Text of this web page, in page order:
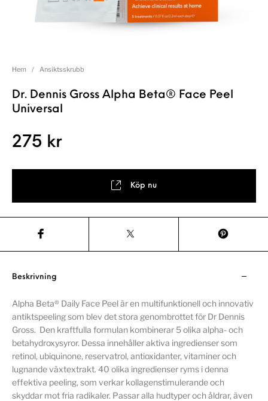
Hem / Ansiktsskrubb
Dr. Dennis Gross Alpha Beta® Face Peel
Universal
275 kr
Köp nu
Beskrivning
Alpha Beta® Daily Face Peel är en multifunktionell och innovativ
antiktspeeling som blev det stora genombrottet för Dr Dennis
Gross. Den kraftfulla formulan kombinerar 5 olika alpha- och
betahydroxysyror. Dessa innehåller aktiva ingredienser som
retinol, ubiquinone, reservatrol, antioxidanter, vitaminer och
lugnande växtextrakt. 40 olika ingredienser ryms i denna
effektiva peeling, som verkar kollagenstimulerande och
skyddar mot fria radikaler. Passar alla hudtyper och åldrar, även